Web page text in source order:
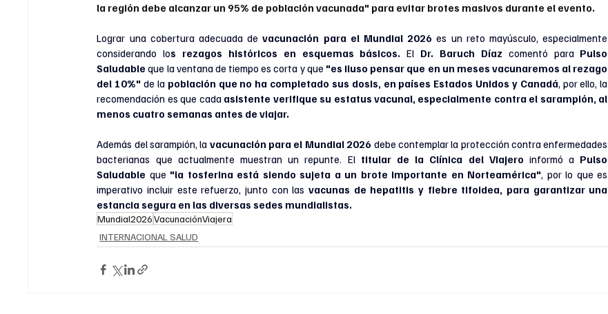
la región debe alcanzar un 95% de población vacunada" para evitar brotes masivos durante el evento.
Lograr una cobertura adecuada de vacunación para el Mundial 2026 es un reto mayúsculo, especialmente
considerando los rezagos históricos en esquemas básicos. El Dr. Baruch Díaz comentó para Pulso
Saludable que la ventana de tiempo es corta y que "es iluso pensar que en un meses vacunaremos al rezago
del 10%" de la población que no ha completado sus dosis, en países Estados Unidos y Canadá, por ello, la
recomendación es que cada asistente verifique su estatus vacunal, especialmente contra el sarampión, al
menos cuatro semanas antes de viajar.
Además del sarampión, la vacunación para el Mundial 2026 debe contemplar la protección contra enfermedades
bacterianas que actualmente muestran un repunte. El titular de la Clínica del Viajero informó a Pulso
Saludable que "la tosferina está siendo sujeta a un brote importante en Norteamérica", por lo que es
imperativo incluir este refuerzo, junto con las vacunas de hepatitis y fiebre tifoidea, para garantizar una
estancia segura en las diversas sedes mundialistas.
Mundial2026VacunaciónViajera
INTERNACIONAL SALUD